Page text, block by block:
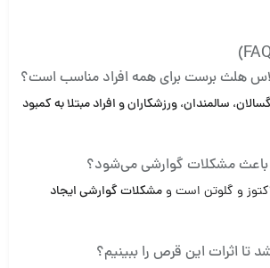
هلث برست برای همه افراد مناسب است؟
سالمندان، ورزشکاران و افراد مبتلا به کمبود
مشکلات گوارشی می‌شود؟
و گلوتن است و مشکلات گوارشی ایجاد
اثرات این قرص را ببینیم؟